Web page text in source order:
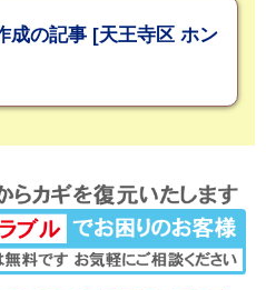
成の記事 [天王寺区 ホン